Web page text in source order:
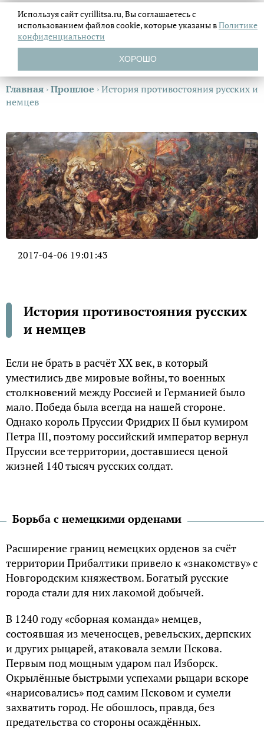
Главная ›Прошлое ›История противостояния русских и
немцев
2017-04-06 19:01:43
История противостояния русских
и немцев
Если не брать в расчёт XX век, в который
уместились две мировые войны, то военных
столкновений между Россией и Германией было
мало. Победа была всегда на нашей стороне.
Однако король Пруссии Фридрих II был кумиром
Петра III, поэтому российский император вернул
Пруссии все территории, доставшиеся ценой
жизней 140 тысяч русских солдат.
Борьба с немецкими орденами
Расширение границ немецких орденов за счёт
территории Прибалтики привело к «знакомству» с
Новгородским княжеством. Богатый русские
города стали для них лакомой добычей.
В 1240 году «сборная команда» немцев,
состоявшая из меченосцев, ревельских, дерпских
и других рыцарей, атаковала земли Пскова.
Первым под мощным ударом пал Изборск.
Окрылённые быстрыми успехами рыцари вскоре
«нарисовались» под самим Псковом и сумели
захватить город. Не обошлось, правда, без
предательства со стороны осаждённых.
Используя сайт cyrillitsa.ru, Вы соглашаетесь с
использованием файловcookie, которые указаны вПолитике
конфиденциальности
ХОРОШО